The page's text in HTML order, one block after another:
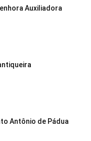
Auxiliadora
Antônio de Pádua